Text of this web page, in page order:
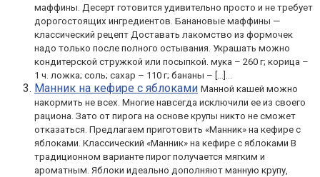
маффины. Десерт готовится удивительно просто и не требует
дорогостоящих ингредиентов. Банановые маффины —
классический рецепт Доставать лакомство из формочек
надо только после полного остывания. Украшать можно
кондитерской стружкой или посыпкой. мука – 260 г; корица –
1 ч. ложка; соль; сахар – 110 г; бананы – […]...
Манник на кефире с яблоками Манной кашей можно
накормить не всех. Многие навсегда исключили ее из своего
рациона. Зато от пирога на основе крупы никто не сможет
отказаться. Предлагаем приготовить «Манник» на кефире с
яблоками. Классический «Манник» на кефире с яблоками В
традиционном варианте пирог получается мягким и
ароматным. Яблоки идеально дополняют манную крупу,